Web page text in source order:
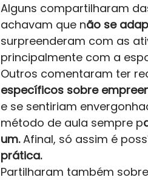
Alguns compartilharam
achavam que não se
surpreenderam com as
principalmente com a
Outros comentaram ter
específicos sobre
e se sentiriam
método de aula sempre p
um. Afinal, só assim é
prática.
Partilharam também